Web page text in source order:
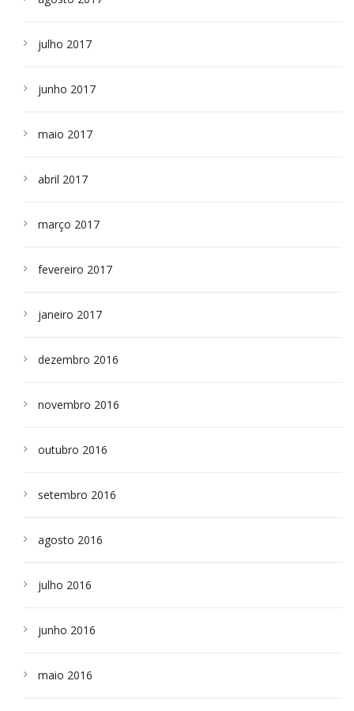
julho 2017
junho 2017
maio 2017
abril 2017
março 2017
fevereiro 2017
janeiro 2017
dezembro 2016
novembro 2016
outubro 2016
setembro 2016
agosto 2016
julho 2016
junho 2016
maio 2016